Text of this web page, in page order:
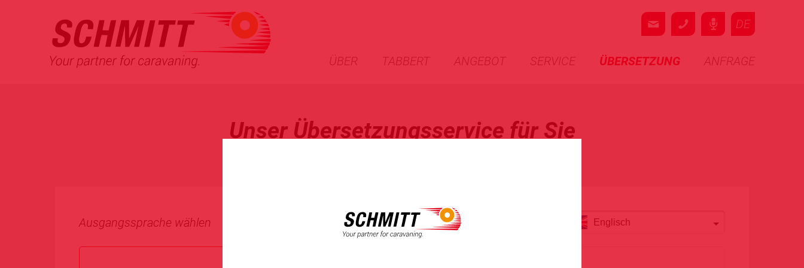
ÜBER TABBERT ANGEBOT SERVICE ÜBERSETZUNG ANFRAGE
Unser Übersetzungs­service für Sie
Ausgangssprache wählen Zielsprache wählen